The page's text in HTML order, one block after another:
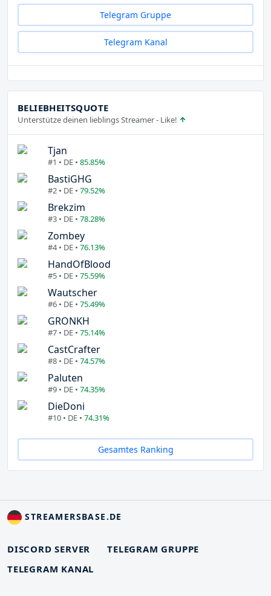
Telegram Gruppe
Telegram Kanal
BELIEBHEITSQUOTE
Unterstütze deinen lieblings Streamer - Like!
Tjan
#1 • DE • 85.85%
BastiGHG
#2 • DE • 79.52%
Brekzim
#3 • DE • 78.28%
Zombey
#4 • DE • 76.13%
HandOfBlood
#5 • DE • 75.59%
Wautscher
#6 • DE • 75.49%
GRONKH
#7 • DE • 75.14%
CastCrafter
#8 • DE • 74.57%
Paluten
#9 • DE • 74.35%
DieDoni
#10 • DE • 74.31%
Gesamtes Ranking
STREAMERSBASE.DE
DISCORD SERVER
TELEGRAM GRUPPE
TELEGRAM KANAL